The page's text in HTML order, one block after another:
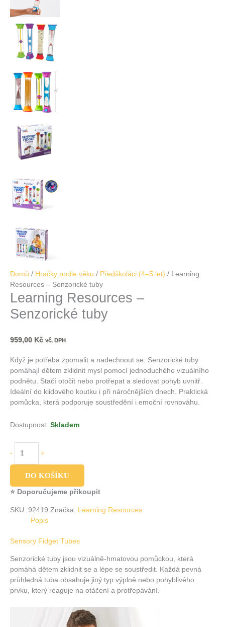
Domů / Hračky podle věku / Předškoláci (4–5 let) / Learning
Resources – Senzorické tuby
Learning Resources –
Senzorické tuby
959,00 Kč vč. DPH
Když je potřeba zpomalit a nadechnout se. Senzorické tuby
pomáhají dětem zklidnit mysl pomocí jednoduchého vizuálního
podnětu. Stačí otočit nebo protřepat a sledovat pohyb uvnitř.
Ideální do klidového koutku i při náročnějších dnech. Praktická
pomůcka, která podporuje soustředění i emoční rovnováhu.
Dostupnost: Skladem
- +
DO KOŠÍKU
⭐ Doporučujeme přikoupit
SKU: 92419 Značka: Learning Resources
Popis
Sensory Fidget Tubes
Senzorické tuby jsou vizuálně-hmatovou pomůckou, která
pomáhá dětem zklidnit se a lépe se soustředit. Každá pevná
průhledná tuba obsahuje jiný typ výplně nebo pohyblivého
prvku, který reaguje na otáčení a protřepávání.